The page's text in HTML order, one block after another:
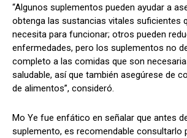
“Algunos suplementos pueden ayudar a
obtenga las sustancias vitales suficientes
necesita para funcionar; otros pueden
enfermedades, pero los suplementos no
completo a las comidas que son
saludable, así que también asegúrese de
de alimentos”, consideró.
Mo Ye fue enfático en señalar que antes
suplemento, es recomendable consultarlo